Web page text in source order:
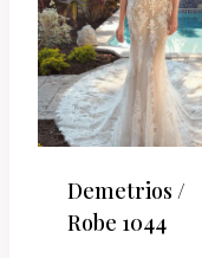
Demetrios /
Robe 1044